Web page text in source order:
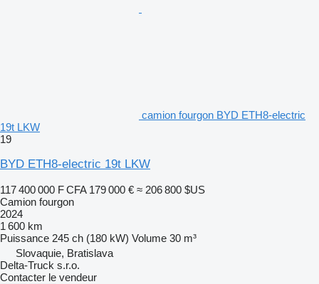
camion fourgon BYD ETH8-electric
19t LKW
19
BYD ETH8-electric 19t LKW
117 400 000 F CFA 179 000 € ≈ 206 800 $US
Camion fourgon
2024
1 600 km
Puissance 245 ch (180 kW) Volume 30 m³
Slovaquie, Bratislava
Delta-Truck s.r.o.
Contacter le vendeur